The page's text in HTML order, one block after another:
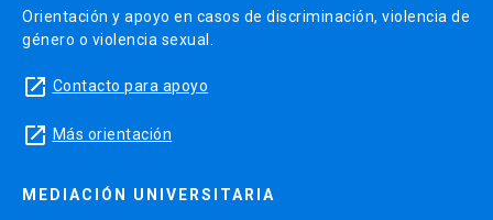
Orientación y apoyo en casos de discriminación, violencia de
género o violencia sexual.
launch Contacto para apoyo
launch Más orientación
MEDIACIÓN UNIVERSITARIA